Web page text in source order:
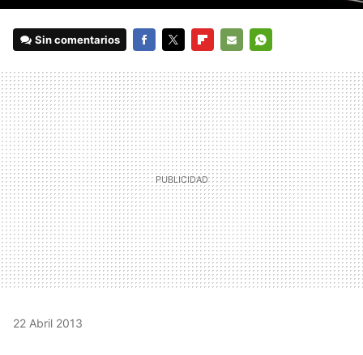
Sin comentarios
MAIL
22 Abril 2013